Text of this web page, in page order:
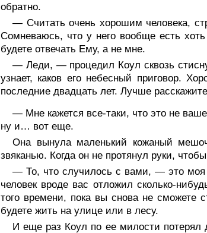
обратно.
— Считать очень хорошим человека,
Сомневаюсь, что у него вообще есть
будете отвечать Ему, а не мне.
— Леди, — процедил Коул сквозь
узнает, каков его небесный приговор.
последние двадцать лет. Лучше
— Мне кажется все-таки, что это не
ну и… вот еще.
Она вынула маленький кожаный
звяканью. Когда он не протянул руки,
— То, что случилось с вами, — это моя
человек вроде вас отложил сколько-
того времени, пока вы снова не
будете жить на улице или в лесу.
И еще раз Коул по ее милости потерял